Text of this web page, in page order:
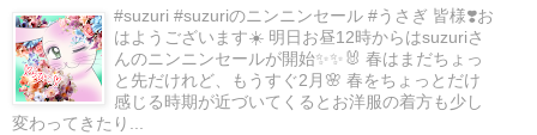
#suzuri #suzuriのニンニンセール #うさぎ 皆様❣️お
はようございます☀️ 明日お昼12時からはsuzuriさ
んのニンニンセールが開始✨✨🐰 春はまだちょっ
と先だけれど、もうすぐ2月🌸 春をちょっとだけ
感じる時期が近づいてくるとお洋服の着方も少し
変わってきたり...